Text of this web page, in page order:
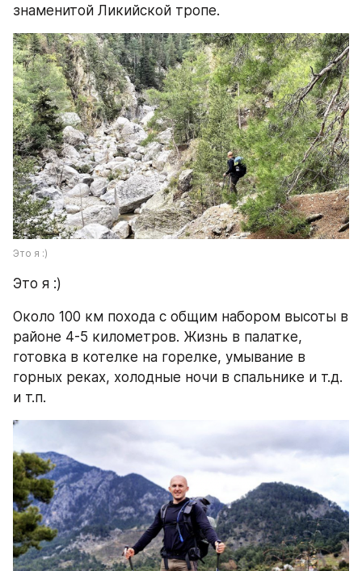
знаменитой Ликийской тропе.
Это я :)
Это я :)
Около 100 км похода с общим набором высоты в
районе 4-5 километров. Жизнь в палатке,
готовка в котелке на горелке, умывание в
горных реках, холодные ночи в спальнике и т.д.
и т.п.